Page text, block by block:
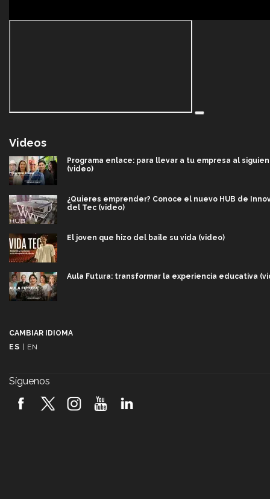
Videos
Programa enlace: para llevar a tu empresa al
(video)
¿Quieres emprender? Conoce el nuevo HUB de
del Tec (video)
El joven que hizo del baile su vida (video)
Aula Futura: transformar la experiencia educativa
(video)
CAMBIAR IDIOMA
ES | EN
Síguenos